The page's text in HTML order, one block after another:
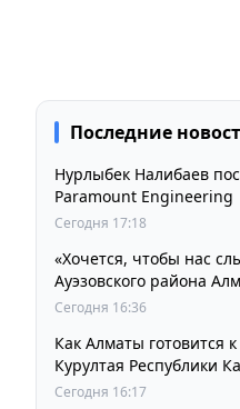
Последние
Нурлыбек Налибаев
Paramount Engineering
Сегодня 17:18
«Хочется, чтобы нас
Ауэзовского района
ждут от выборов
Сегодня 16:36
Как Алматы готовится
Курултая Республики
Сегодня 16:17